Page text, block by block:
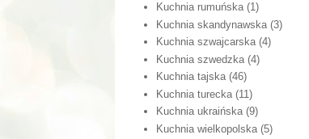
Kuchnia rumuńska (1)
Kuchnia skandynawska (3)
Kuchnia szwajcarska (4)
Kuchnia szwedzka (4)
Kuchnia tajska (46)
Kuchnia turecka (11)
Kuchnia ukraińska (9)
Kuchnia wielkopolska (5)